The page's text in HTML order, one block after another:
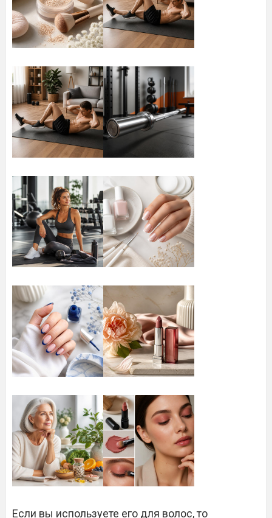
Если вы используете его для волос, то